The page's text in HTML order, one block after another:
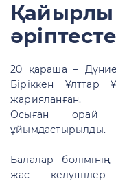
Қайырлы
20 қараша –
Біріккен
жарияланған.
Осыған орай
ұйымдастырылды.
Балалар
жас